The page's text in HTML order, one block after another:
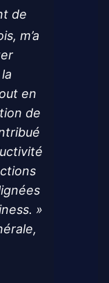
de
m’a
en
de
»